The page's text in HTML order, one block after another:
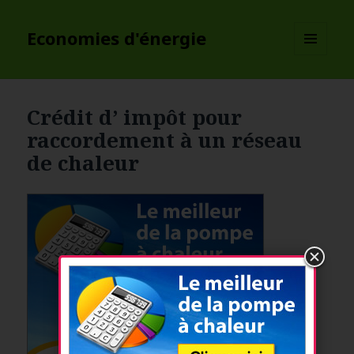
Economies d'énergie
Crédit d’ impôt pour
raccordement à un réseau
de chaleur